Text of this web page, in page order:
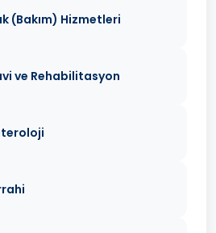
(Bakım) Hizmetleri
ve Rehabilitasyon